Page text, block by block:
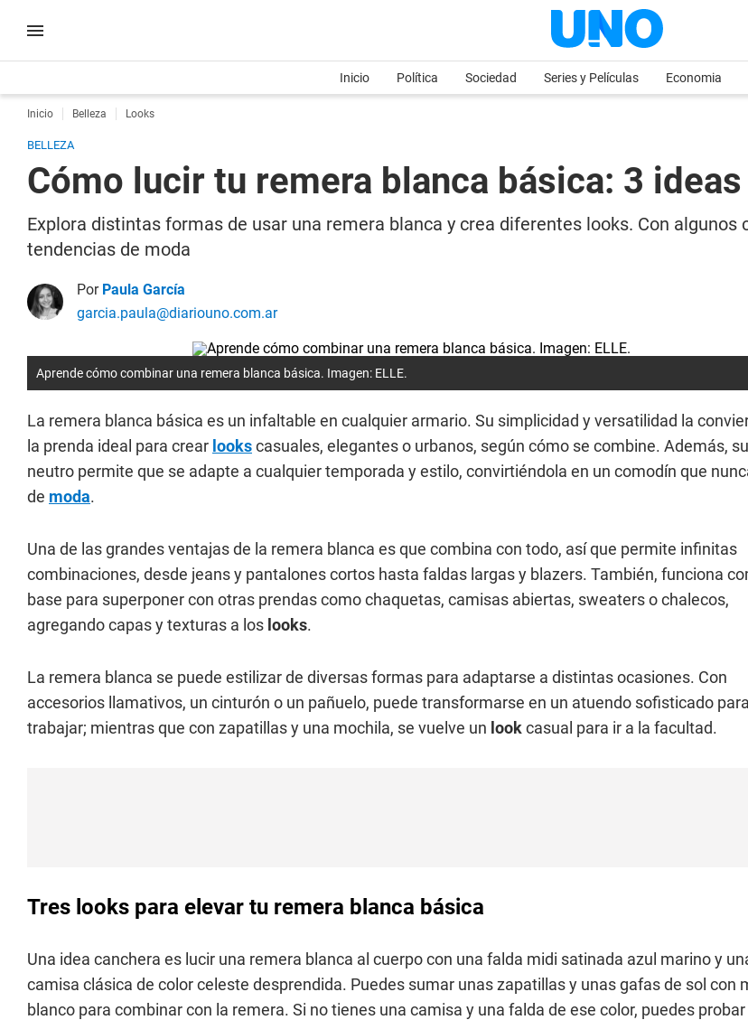
Inicio Política Sociedad Series y Películas Economia
Inicio Belleza Looks
BELLEZA
Cómo lucir tu remera blanca básica: 3
Explora distintas formas de usar una remera blanca y crea diferentes looks. Con
tendencias de moda
Por Paula García
garcia.paula@diariouno.com.ar
Aprende cómo combinar una remera blanca básica. Imagen: ELLE.
La remera blanca básica es un infaltable en cualquier armario. Su simplicidad y versatilidad la
la prenda ideal para crear lookscasuales, elegantes o urbanos, según cómo se combine. Además,
neutro permite que se adapte a cualquier temporada y estilo, convirtiéndola en un comodín que
de moda.
Una de las grandes ventajas de la remera blanca es que combina con todo, así que permite infinitas
combinaciones, desde jeans y pantalones cortos hasta faldas largas y blazers. También, funciona
base para superponer con otras prendas como chaquetas, camisas abiertas, sweaters o chalecos,
agregando capas y texturas a los looks.
La remera blanca se puede estilizar de diversas formas para adaptarse a distintas ocasiones. Con
accesorios llamativos, un cinturón o un pañuelo, puede transformarse en un atuendo sofisticado
trabajar; mientras que con zapatillas y una mochila, se vuelve un lookcasual para ir a la facultad.
Tres looks para elevar tu remera blanca básica
Una idea canchera es lucir una remera blanca al cuerpo con una falda midi satinada azul marino y
camisa clásica de color celeste desprendida. Puedes sumar unas zapatillas y unas gafas de sol con
blanco para combinar con la remera. Si no tienes una camisa y una falda de ese color, puedes probar